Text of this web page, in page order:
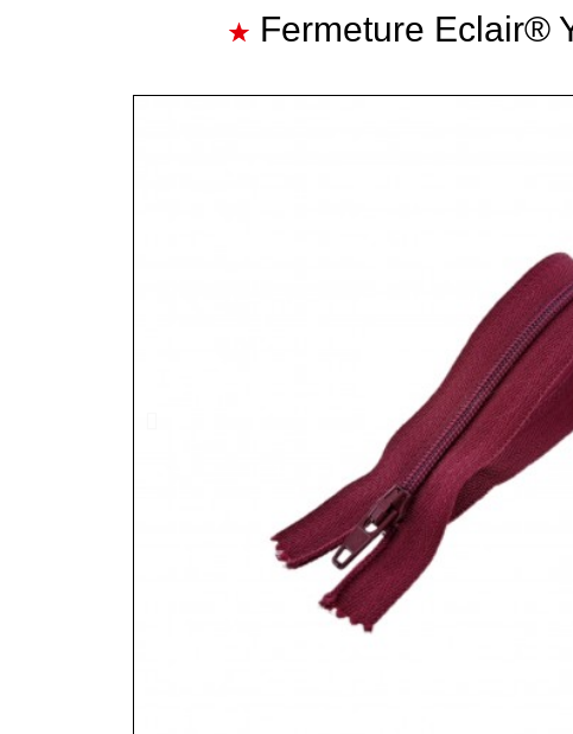
Fermeture Eclair®